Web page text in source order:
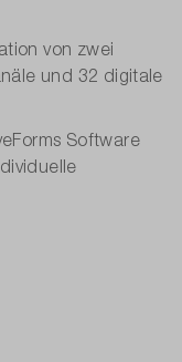
von zwei
und 32 digitale
Software